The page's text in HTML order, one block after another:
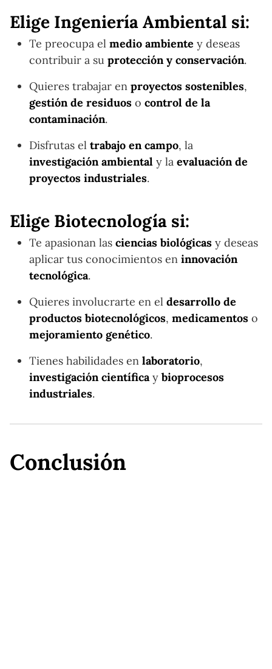
Elige Ingeniería Ambiental si:
Te preocupa el medio ambiente y deseas
contribuir a su protección y conservación.
Quieres trabajar en proyectos sostenibles,
gestión de residuos o control de la
contaminación.
Disfrutas el trabajo en campo, la
investigación ambiental y la evaluación de
proyectos industriales.
Elige Biotecnología si:
Te apasionan las ciencias biológicas y deseas
aplicar tus conocimientos en innovación
tecnológica.
Quieres involucrarte en el desarrollo de
productos biotecnológicos, medicamentos o
mejoramiento genético.
Tienes habilidades en laboratorio,
investigación científicay bioprocesos
industriales.
Conclusión